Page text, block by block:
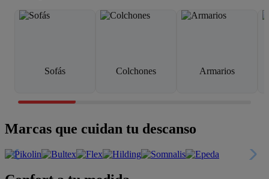
Sofás Colchones Armarios
Marcas que cuidan tu descanso